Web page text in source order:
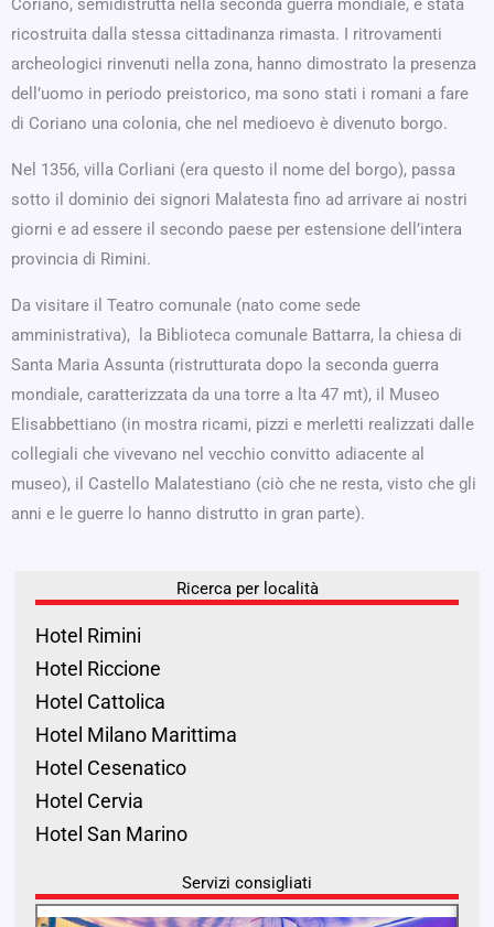
Coriano, semidistrutta nella seconda guerra mondiale, è stata
ricostruita dalla stessa cittadinanza rimasta. I ritrovamenti
archeologici rinvenuti nella zona, hanno dimostrato la presenza
dell’uomo in periodo preistorico, ma sono stati i romani a fare
di Coriano una colonia, che nel medioevo è divenuto borgo.
Nel 1356, villa Corliani (era questo il nome del borgo), passa
sotto il dominio dei signori Malatesta fino ad arrivare ai nostri
giorni e ad essere il secondo paese per estensione dell’intera
provincia di Rimini.
Da visitare il Teatro comunale (nato come sede
amministrativa), la Biblioteca comunale Battarra, la chiesa di
Santa Maria Assunta (ristrutturata dopo la seconda guerra
mondiale, caratterizzata da una torre a lta 47 mt), il Museo
Elisabbettiano (in mostra ricami, pizzi e merletti realizzati dalle
collegiali che vivevano nel vecchio convitto adiacente al
museo), il Castello Malatestiano (ciò che ne resta, visto che gli
anni e le guerre lo hanno distrutto in gran parte).
Ricerca per località
Hotel Rimini
Hotel Riccione
Hotel Cattolica
Hotel Milano Marittima
Hotel Cesenatico
Hotel Cervia
Hotel San Marino
Servizi consigliati